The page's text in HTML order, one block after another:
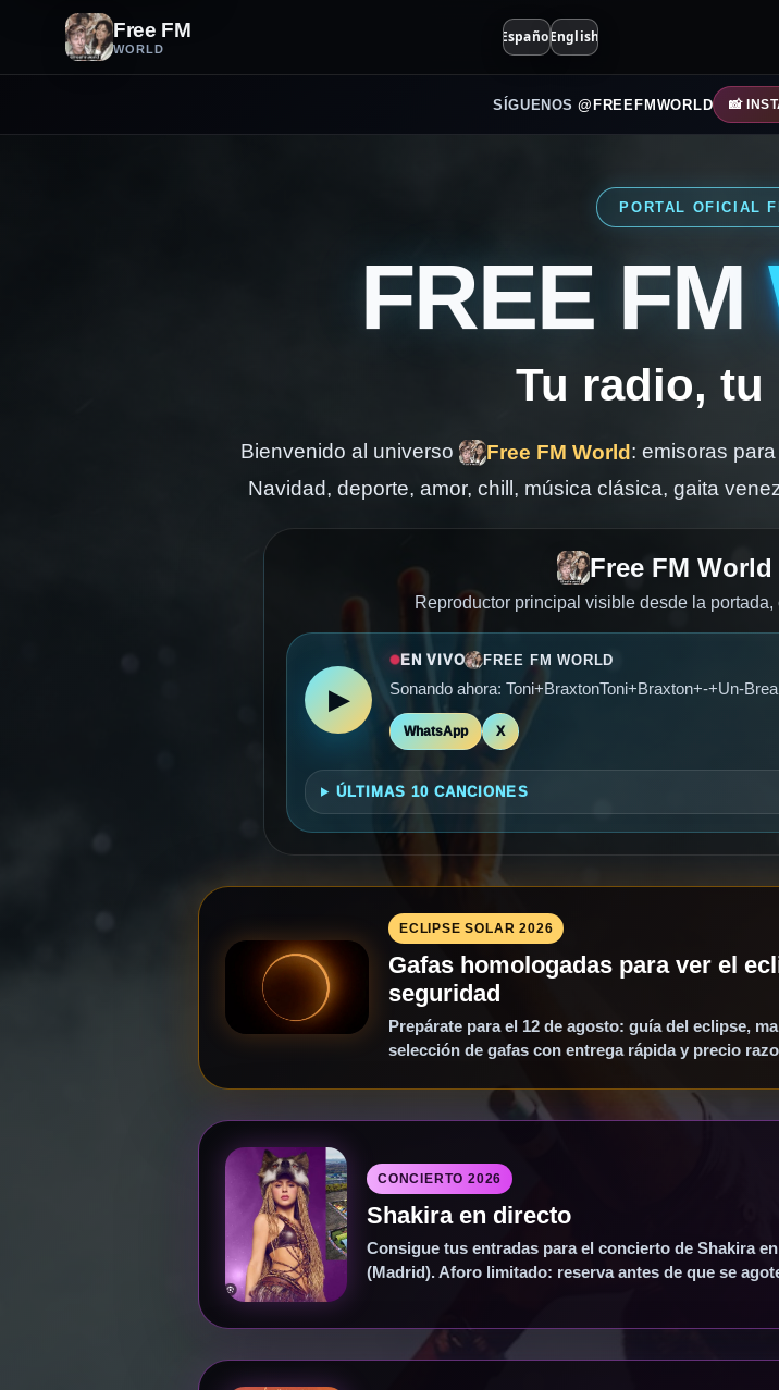
Free FM
WORLD
EspañolEnglish
SÍGUENOS@FREEFMWORLD 📸
PORTAL OFICIAL
FREE FM
Tu radio, tu
Bienvenido al universo Free FM World : emisoras
Navidad, deporte, amor, chill, música clásica, gaita
Free FM World
Reproductor principal visible desde la
▶
EN VIVO FREE FM WORLD
Sonando ahora: Toni+BraxtonToni+Braxton+-+Un-
WhatsApp X
ÚLTIMAS 10 CANCIONES
ECLIPSE SOLAR 2026
Gafas homologadas para ver el
seguridad
Prepárate para el 12 de agosto: guía del eclipse,
selección de gafas con entrega rápida y precio
CONCIERTO 2026
Shakira en directo
Consigue tus entradas para el concierto de Shakira
(Madrid). Aforo limitado: reserva antes de que se